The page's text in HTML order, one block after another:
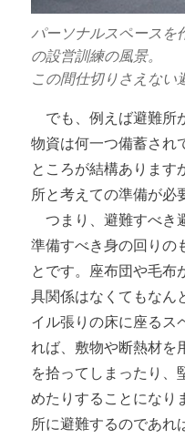
パーソナルスペースを
の設営訓練の風景。
この間仕切りさえない
でも、例えば避難所
物資は何一つ備蓄され
ところが結構あります
所と考えての準備が必
つまり、避難すべき
準備すべき身の回りの
とです。座布団や毛布
具関係はなくてもなん
イル張りの床に座るス
れば、敷物や断熱材を
を拾ってしまったり、
めたりすることになり
所に避難するのであれ